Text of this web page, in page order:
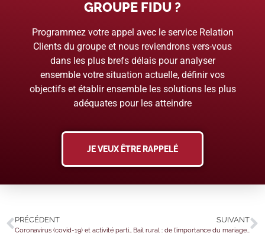
GROUPE FIDU ?
Programmez votre appel avec le service Relation
Clients du groupe et nous reviendrons vers-vous
dans les plus brefs délais pour analyser
ensemble votre situation actuelle, définir vos
objectifs et établir ensemble les solutions les plus
adéquates pour les atteindre
JE VEUX ÊTRE RAPPELÉ
PRÉCÉDENT SUIVANT
Bail rural : de l’importance du mariage…